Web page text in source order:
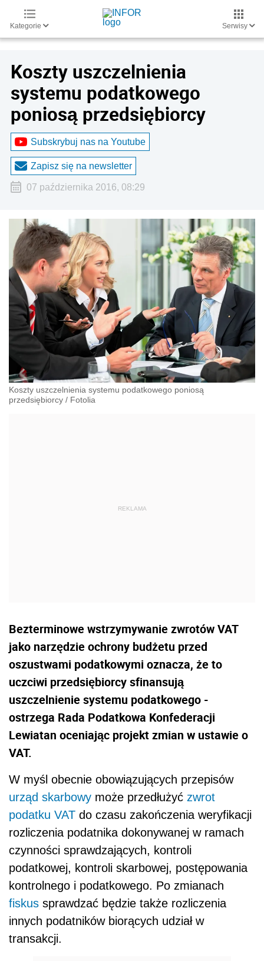
Kategorie Serwisy
Koszty uszczelnienia
systemu podatkowego
poniosą przedsiębiorcy
Subskrybuj nas na Youtube
Zapisz się na newsletter
07 października 2016, 08:29
Koszty uszczelnienia systemu podatkowego poniosą
przedsiębiorcy / Fotolia
Bezterminowe wstrzymywanie zwrotów VAT
jako narzędzie ochrony budżetu przed
oszustwami podatkowymi oznacza, że to
uczciwi przedsiębiorcy sfinansują
uszczelnienie systemu podatkowego -
ostrzega Rada Podatkowa Konfederacji
Lewiatan oceniając projekt zmian w ustawie o
VAT.
W myśl obecnie obowiązujących przepisów
urząd skarbowy może przedłużyć zwrot
podatku VAT do czasu zakończenia weryfikacji
rozliczenia podatnika dokonywanej w ramach
czynności sprawdzających, kontroli
podatkowej, kontroli skarbowej, postępowania
kontrolnego i podatkowego. Po zmianach
fiskus sprawdzać będzie także rozliczenia
innych podatników biorących udział w
transakcji.